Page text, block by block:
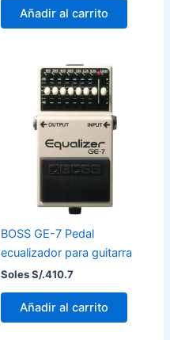
Añadir al carrito
BOSS GE-7 Pedal
ecualizador para guitarra
Soles S/.410.7
Añadir al carrito